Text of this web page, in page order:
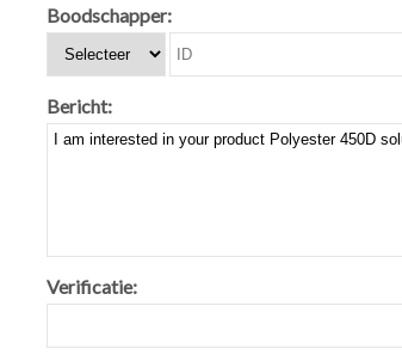
Boodschapper:
Bericht:
Verificatie: